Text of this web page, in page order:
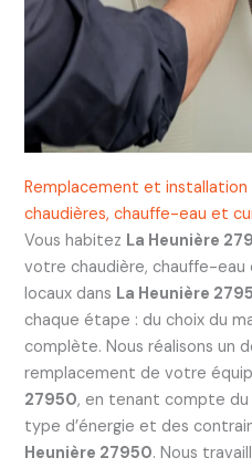
Remplacement et installation
chaudières, chauffe-eau et
Vous habitez La Heunière
votre chaudière, chauffe-eau
locaux dans La Heunière
chaque étape : du choix du
complète. Nous réalisons un
remplacement de votre
27950, en tenant compte
type d’énergie et des
Heunière 27950. Nous